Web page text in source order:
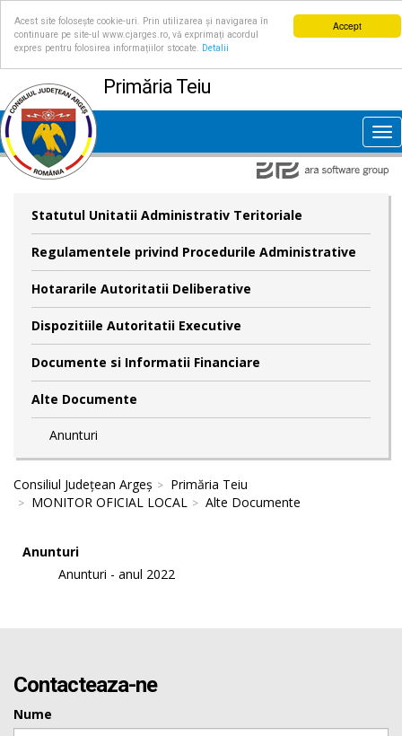
Accept
Acest site folosește cookie-uri. Prin utilizarea și navigarea în
continuare pe site-ul www.cjarges.ro, vă exprimați acordul
expres pentru folosirea informațiilor stocate.
Detalii
Primăria Teiu
Statutul Unitatii Administrativ Teritoriale
Regulamentele privind Procedurile Administrative
Hotararile Autoritatii Deliberative
Dispozitiile Autoritatii Executive
Documente si Informatii Financiare
Alte Documente
Anunturi
Consiliul Județean Argeș
Primăria Teiu
MONITOR OFICIAL LOCAL
Alte Documente
Anunturi
Anunturi - anul 2022
Contacteaza-ne
Nume